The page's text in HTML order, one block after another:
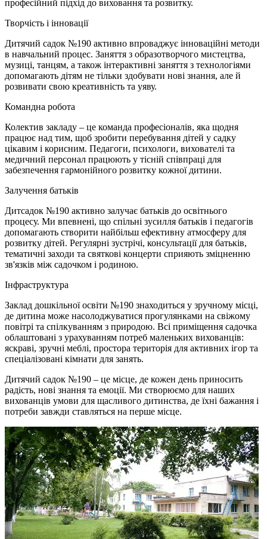
професійний підхід до виховання та розвитку.
Творчість і інновації
Дитячий садок №190 активно впроваджує інноваційні методи
в навчальний процес. Заняття з образотворчого мистецтва,
музиці, танцям, а також інтерактивні заняття з технологіями
допомагають дітям не тільки здобувати нові знання, але й
розвивати свою креативність та уяву.
Командна робота
Колектив закладу – це команда професіоналів, яка щодня
працює над тим, щоб зробити перебування дітей у садку
цікавим і корисним. Педагоги, психологи, вихователі та
медичний персонал працюють у тісній співпраці для
забезпечення гармонійного розвитку кожної дитини.
Залучення батьків
Дитсадок №190 активно залучає батьків до освітнього
процесу. Ми впевнені, що спільні зусилля батьків і педагогів
допомагають створити найбільш ефективну атмосферу для
розвитку дітей. Регулярні зустрічі, консультації для батьків,
тематичні заходи та святкові концерти сприяють зміцненню
зв'язків між садочком і родиною.
Інфраструктура
Заклад дошкільної освіти №190 знаходиться у зручному місці,
де дитина може насолоджуватися прогулянками на свіжому
повітрі та спілкуванням з природою. Всі приміщення садочка
облаштовані з урахуванням потреб маленьких вихованців:
яскраві, зручні меблі, простора територія для активних ігор та
спеціалізовані кімнати для занять.
Дитячий садок №190 – це місце, де кожен день приносить
радість, нові знання та емоції. Ми створюємо для наших
вихованців умови для щасливого дитинства, де їхні бажання і
потреби завжди ставляться на перше місце.